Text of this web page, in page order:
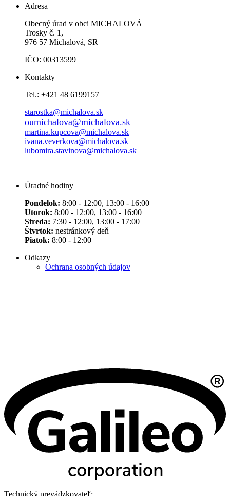
Adresa
Obecný úrad v obci MICHALOVÁ
Trosky č. 1,
976 57 Michalová, SR
IČO: 00313599
Kontakty
Tel.: +421 48 6199157
starostka@michalova.sk
oumichalova@michalova.sk
martina.kupcova@michalova.sk
ivana.veverkova@michalova.sk
lubomira.stavinova@michalova.sk
Úradné hodiny
Pondelok: 8:00 - 12:00, 13:00 - 16:00
Utorok: 8:00 - 12:00, 13:00 - 16:00
Streda: 7:30 - 12:00, 13:00 - 17:00
Štvrtok: nestránkový deň
Piatok: 8:00 - 12:00
Odkazy
Ochrana osobných údajov